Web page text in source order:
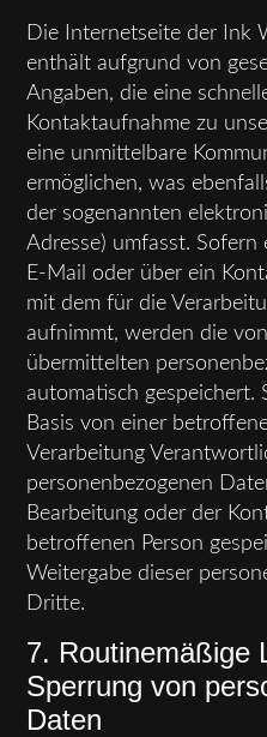
Die Internetseite der Ink
enthält aufgrund von
Angaben, die eine
Kontaktaufnahme zu
eine unmittelbare
ermöglichen, was
der sogenannten
Adresse) umfasst.
E-Mail oder über ein
mit dem für die
aufnimmt, werden die
übermittelten
automatisch gespeichert.
Basis von einer
Verarbeitung
personenbezogenen
Bearbeitung oder der
betroffenen Person
Weitergabe dieser
Dritte.
7. Routinemäßige
Sperrung von
Daten